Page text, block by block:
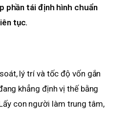
phần tái định hình chuẩn
tục.
lý trí và tốc độ vốn gắn
khẳng định vị thế bằng
con người làm trung tâm,